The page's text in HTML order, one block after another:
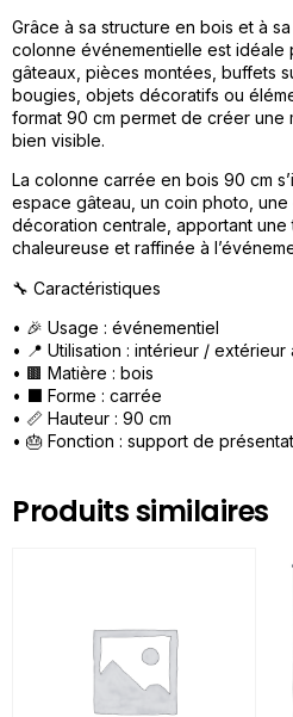
Grâce à sa structure en bois et à
colonne événementielle est idéale
gâteaux, pièces montées, buffets
bougies, objets décoratifs ou
format 90 cm permet de créer une
bien visible.
La colonne carrée en bois 90 cm
espace gâteau, un coin photo,
décoration centrale, apportant une
chaleureuse et raffinée à
🔧 Caractéristiques
• 🎉 Usage : événementiel
• 📍 Utilisation : intérieur / extérieur
• 🟫 Matière : bois
• ⬛ Forme : carrée
• 📏 Hauteur : 90 cm
• 🎂 Fonction : support de
Produits similaires